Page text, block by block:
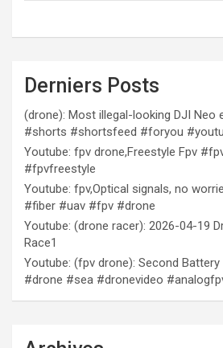
Derniers Posts
(drone): Most illegal-looking DJI
#shorts #shortsfeed #foryou
Youtube: fpv drone,Freestyle Fpv
#fpvfreestyle
Youtube: fpv,Optical signals, no
#fiber #uav #fpv #drone
Youtube: (drone racer): 2026-04-19
Race1
Youtube: (fpv drone): Second
#drone #sea #dronevideo